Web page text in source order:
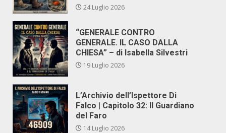
24 Luglio 2026
“GENERALE CONTRO
GENERALE. IL CASO DALLA
CHIESA” – di Isabella Silvestri
19 Luglio 2026
L’Archivio dell’Ispettore Di
Falco | Capitolo 32: Il Guardiano
del Faro
14 Luglio 2026